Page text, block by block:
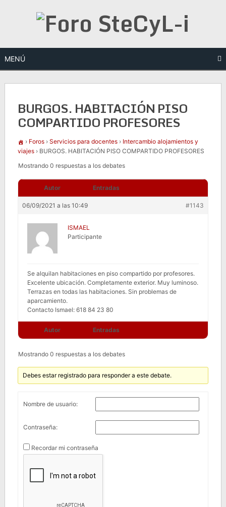
MENÚ
BURGOS. HABITACIÓN PISO
COMPARTIDO PROFESORES
› Foros › Servicios para docentes › Intercambio alojamientos y
viajes › BURGOS. HABITACIÓN PISO COMPARTIDO PROFESORES
Mostrando 0 respuestas a los debates
Autor Entradas
06/09/2021 a las 10:49 #1143
ISMAEL
Participante
Se alquilan habitaciones en piso compartido por profesores.
Excelente ubicación. Completamente exterior. Muy luminoso.
Terrazas en todas las habitaciones. Sin problemas de
aparcamiento.
Contacto Ismael: 618 84 23 80
Autor Entradas
Mostrando 0 respuestas a los debates
Debes estar registrado para responder a este debate.
Nombre de usuario:
Contraseña:
Recordar mi contraseña